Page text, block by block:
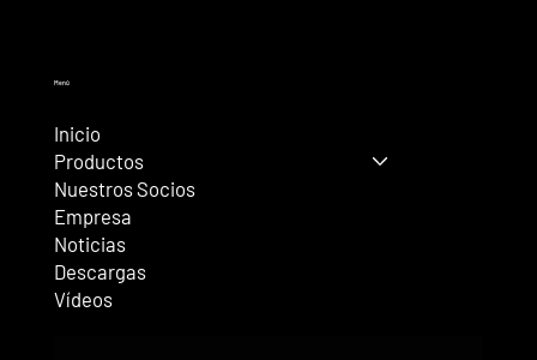
Menú
Inicio
Productos
Nuestros Socios
Empresa
Noticias
Descargas
Vídeos